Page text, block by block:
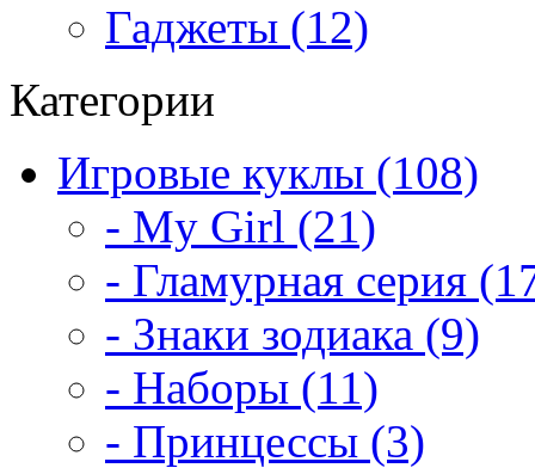
Гаджеты (12)
Категории
Игровые куклы (108)
- My Girl (21)
- Гламурная серия
- Знаки зодиака (9)
- Наборы (11)
- Принцессы (3)